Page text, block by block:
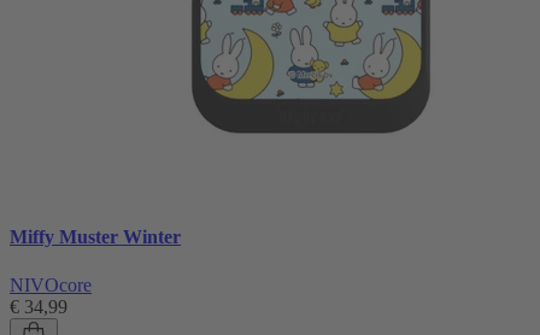
Miffy Muster Winter
NIVOcore
€ 34,99